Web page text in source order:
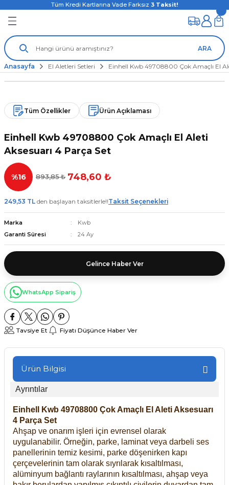
Tüm Kredi Kartlarına Vade Farksız 3 Taksit!
ARA
Anasayfa El Aletleri Setleri Einhell Kwb 49708800 Çok Amaçlı El
Tüm Özellikler Ürün Açıklaması
Einhell Kwb 49708800 Çok Amaçlı El Aleti
Aksesuarı 4 Parça Set
%16 893,85 ₺ 748,60 ₺
249,53 TL den başlayan taksitlerle!!Taksit Seçenekleri
Marka
Kwb
Garanti Süresi
24 Ay
Gelince Haber Ver
WhatsApp Sipariş
Tavsiye Et Fiyatı Düşünce Haber Ver
Ürün Bilgisi
Ayrıntılar
Einhell Kwb 49708800 Çok Amaçlı El Aleti Aksesuarı
4 Parça Set
Ahşap ve onarım işleri için evrensel olarak
uygulanabilir. Örneğin, parke, laminat veya darbeli ses
panellerinin temiz kesimi, parke döşenirken kapı
çerçevelerinin tam olarak sıyrılarak kısaltılması,
alüminyum bağlantı raylarının kısaltılması, ahşap veya